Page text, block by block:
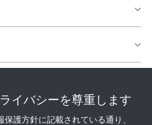
イバシーを尊重します
護方針に記載されている通り、